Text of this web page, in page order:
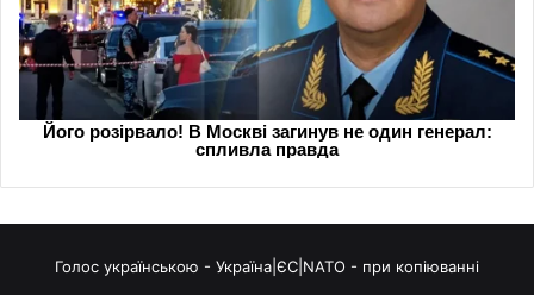
Голос українською - Україна|ЄС|NATO - при копіюванні